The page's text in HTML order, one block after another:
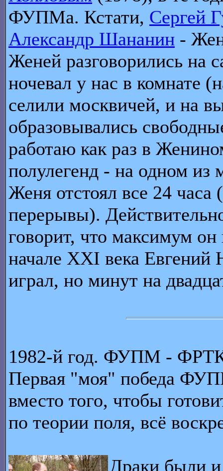
ФУПМа. Кстати, Сергей
Александр Шананин -
Женей разговорились на
ночевал у нас в комнате
селили москвичей, и на
образовывались
работаю как раз в
полулегенд - на одном из
Женя отстоял все 24
перерывы).
говорит, что максимум
начале XXI века Евгений
играл, но минут на
1982-й год. ФУПМ -
Первая "моя" победа
вместо того, чтобы
по теории поля, всё
Драки были